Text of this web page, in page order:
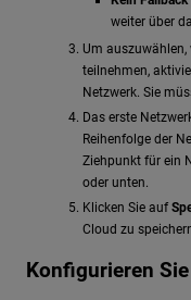
weiter über
Um auszuwählen,
teilnehmen,
Netzwerk. Sie
Das erste
Reihenfolge der
Ziehpunkt für ein
oder unten.
Klicken Sie auf
Cloud zu
Konfigurieren